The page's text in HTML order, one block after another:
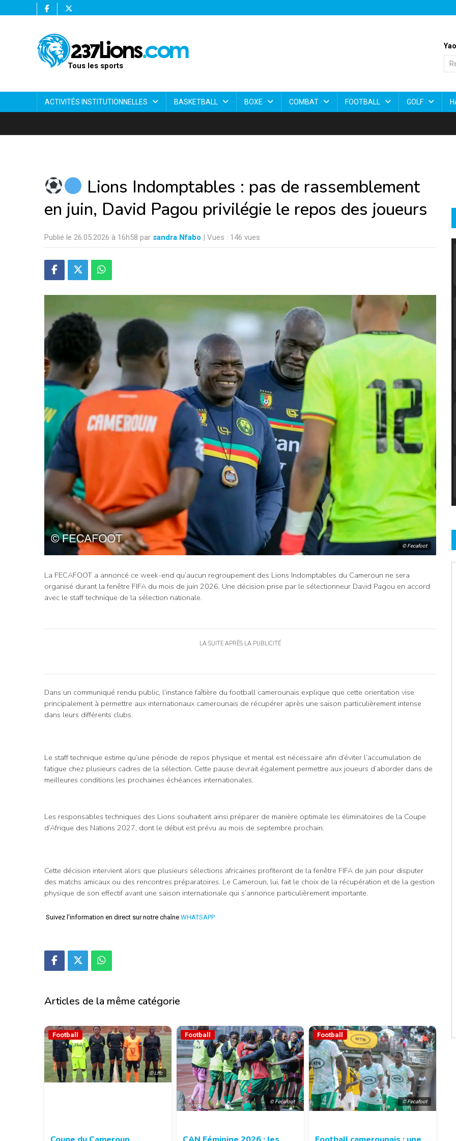
Tous les sports
ACTIVITÉS INSTITUTIONNELLES BASKETBALL BOXE COMBAT FOOTBALL GOLF
Lions Indomptables : pas de rassemblement
en juin, David Pagou privilégie le repos des joueurs
Publié le 26.05.2026 à 16h58 par sandra Nfabo | Vues : 146 vues
© Fecafoot
La FECAFOOT a annoncé ce week-end qu’aucun regroupement des Lions Indomptables du Cameroun ne sera
organisé durant la fenêtre FIFA du mois de juin 2026. Une décision prise par le sélectionneur David Pagou en accord
avec le staff technique de la sélection nationale.
LA SUITE APRÈS LA PUBLICITÉ
Dans un communiqué rendu public, l’instance faîtière du football camerounais explique que cette orientation vise
principalement à permettre aux internationaux camerounais de récupérer après une saison particulièrement intense
dans leurs différents clubs.
Le staff technique estime qu’une période de repos physique et mental est nécessaire afin d’éviter l’accumulation de
fatigue chez plusieurs cadres de la sélection. Cette pause devrait également permettre aux joueurs d’aborder dans de
meilleures conditions les prochaines échéances internationales.
Les responsables techniques des Lions souhaitent ainsi préparer de manière optimale les éliminatoires de la Coupe
d’Afrique des Nations 2027, dont le début est prévu au mois de septembre prochain.
Cette décision intervient alors que plusieurs sélections africaines profiteront de la fenêtre FIFA de juin pour disputer
des matchs amicaux ou des rencontres préparatoires. Le Cameroun, lui, fait le choix de la récupération et de la gestion
physique de son effectif avant une saison internationale qui s’annonce particulièrement importante.
Suivez l'information en direct sur notre chaîne WHATSAPP
Articles de la même catégorie
© Lffc
Football
© Fecafoot
Football
© Fecafoot
Football